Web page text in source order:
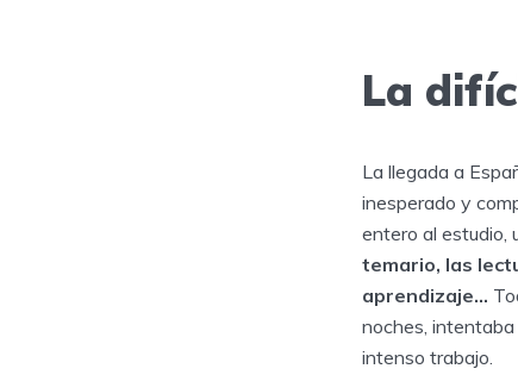
La
La llegada a
inesperado y
entero al estudio,
temario, las
aprendizaje…
noches,
intenso trabajo.